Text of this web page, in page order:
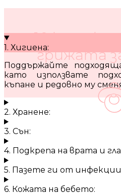
10 кратки
грижата
1. Хигиена:
Поддържайте
като използвате
къпане и редовно му
2. Хранене:
3. Сън:
4. Подкрепа на врата и
5. Пазете ги от
6. Кожата на бебето: